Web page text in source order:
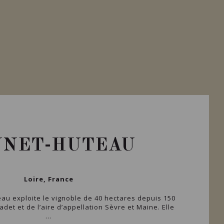
HUTEAU
Loire, France
exploite le vignoble de 40 hectares depuis 150
et de l’aire d’appellation Sèvre et Maine. Elle
...